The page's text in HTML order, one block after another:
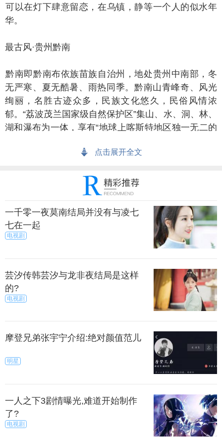
在灯下肆意留恋，在乌镇，静等一个人的似水年
华。
风·贵州黔南
即黔南布依族苗族自治州，地处贵州中南部，冬
无严寒、夏无酷暑、雨热同季。黔南山青峰奇、风光
绚丽，名胜古迹众多，民族文化悠久，民俗风情浓
郁。“荔波茂兰国家级自然保护区”集山、水、洞、林、
湖和瀑布为一体，享有“地球上喀斯特地区独一无二的
意·安徽宏村
宏村,以一部电影而名扬天下。
实的感觉宏村是什么,还是要亲临小桥那头的百年
村落,走在村中的溪水之旁,穿梭在江南屋檐滴雨的空气
中,体会喧嚣之后的安静,体验日出日落的时光交替.如
果只是感受徽文化，安徽宏村西递绝对是首选，一个
人走在水墨画里，小桥流水，世外桃源。
——一个与世隔绝的王国
800多年历史的丽江古城，坐落在丽江坝子中部。
这里至今还保留着宋元以来的历史风貌。虽然经历了
是一个美丽的小城，古色古香的房屋，静谧的小
桥流水，高低不平的石头街道，仿佛一个与世隔绝的
点击展开全文
一千零一夜莫南结局并没有与凌七
七在一起
电视剧
芸汐传韩芸汐与龙非夜结局是这样
的?
电视剧
摩登兄弟张宇宁介绍:绝对颜值范儿
明星
一人之下3剧情曝光,难道开始制作
了?
电视剧